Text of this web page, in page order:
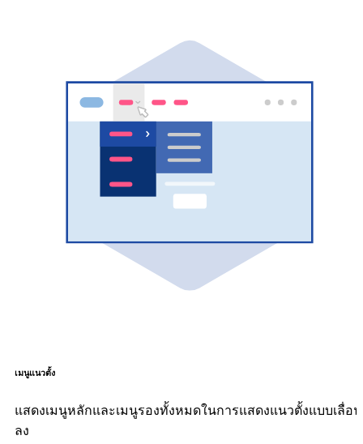
เมนูแนวตั้ง
แสดงเมนูหลักและเมนูรองทั้งหมดในการแสดงแนวตั้งแบบเลื่อน
ลง